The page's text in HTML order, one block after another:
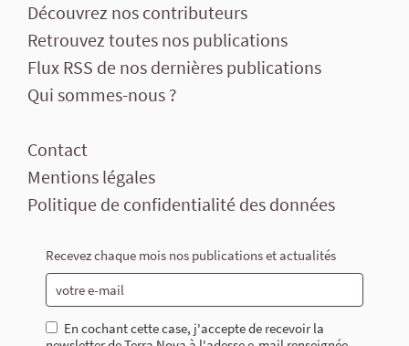
Découvrez nos contributeurs
Retrouvez toutes nos publications
Flux RSS de nos dernières publications
Qui sommes-nous ?
Contact
Mentions légales
Politique de confidentialité des données
Recevez chaque mois nos publications et actualités
En cochant cette case, j'accepte de recevoir la